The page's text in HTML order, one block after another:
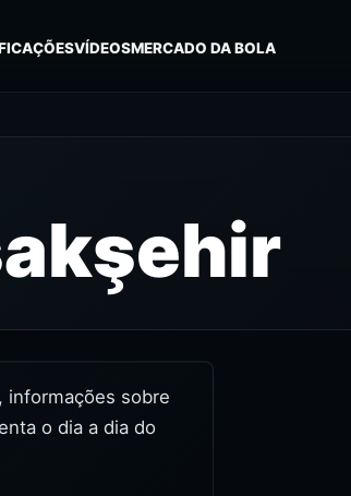
VÍDEOSMERCADO DA BOLA
informações sobre
o dia a dia do